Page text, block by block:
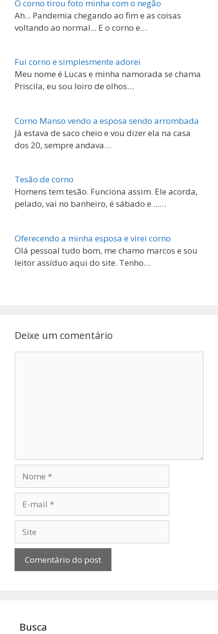
O corno tirou foto minha com o negão
Ah... Pandemia chegando ao fim e as coisas
voltando ao normal... E o corno e…
Fui corno e simplesmente adorei
Meu nome é Lucas e minha namorada se chama
Priscila, eu sou loiro de olhos…
Corno Manso vendo a esposa sendo arrombada
Já estava de saco cheio e vou dizer ela na casa
dos 20, sempre andava…
Tesão de corno
Homens tem tesão. Funciona assim. Ele acorda,
pelado, vai no banheiro, é sábado e ...…
Oferecendo a minha esposa e virei corno
Olá pessoal tudo bom, me chamo marcos e sou
leitor assíduo aqui do site. Tenho…
Deixe um comentário
mail
Busca